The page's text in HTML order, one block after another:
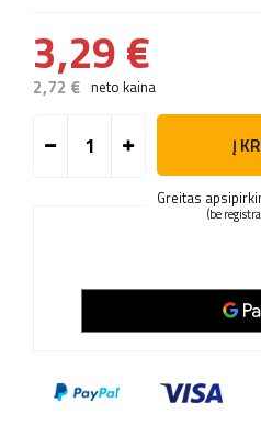
3,29 €
2,72 € neto kaina
Į
Greitas
(be